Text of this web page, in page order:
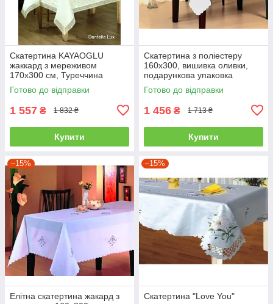
Скатертина KAYAOGLU
жаккард з мереживом
170х300 см, Туреччина
170*300
Готово до відправки
1 557 ₴ 1 832 ₴
Купити
Скатертина з поліестеру
160х300, вишивка оливки,
подарункова упаковка
160*300
Готово до відправки
1 456 ₴ 1 713 ₴
Купити
–15%
Елітна скатертина жакард з
–15%
Скатертина "Love You"